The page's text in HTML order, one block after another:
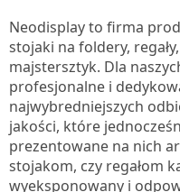
Neodisplay to firma
stojaki na foldery,
majstersztyk. Dla
profesjonalne i
najwybredniejszych
jakości, które
prezentowane na nich
stojakom, czy regałom
wyeksponowany i